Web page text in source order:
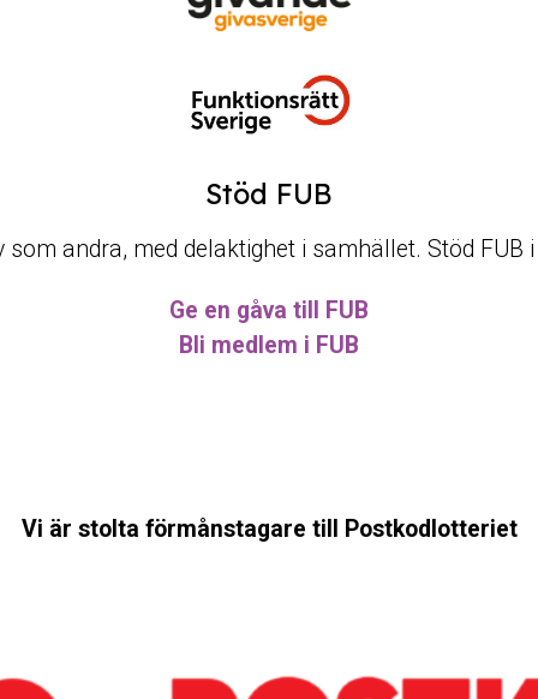
Stöd FUB
som andra, med delaktighet i samhället. Stöd FUB
Ge en gåva till FUB
Bli medlem i FUB
Vi är stolta förmånstagare till Postkodlotteriet